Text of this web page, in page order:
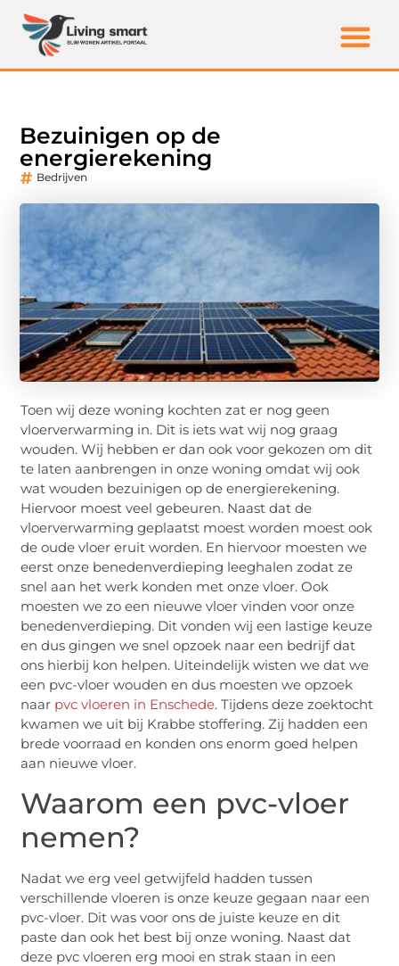
Bezuinigen op de
energierekening
Bedrijven
Toen wij deze woning kochten zat er nog geen
vloerverwarming in. Dit is iets wat wij nog graag
wouden. Wij hebben er dan ook voor gekozen om dit
te laten aanbrengen in onze woning omdat wij ook
wat wouden bezuinigen op de energierekening.
Hiervoor moest veel gebeuren. Naast dat de
vloerverwarming geplaatst moest worden moest ook
de oude vloer eruit worden. En hiervoor moesten we
eerst onze benedenverdieping leeghalen zodat ze
snel aan het werk konden met onze vloer. Ook
moesten we zo een nieuwe vloer vinden voor onze
benedenverdieping. Dit vonden wij een lastige keuze
en dus gingen we snel opzoek naar een bedrijf dat
ons hierbij kon helpen. Uiteindelijk wisten we dat we
een pvc-vloer wouden en dus moesten we opzoek
naar pvc vloeren in Enschede. Tijdens deze zoektocht
kwamen we uit bij Krabbe stoffering. Zij hadden een
brede voorraad en konden ons enorm goed helpen
aan nieuwe vloer.
Waarom een pvc-vloer
nemen?
Nadat we erg veel getwijfeld hadden tussen
verschillende vloeren is onze keuze gegaan naar een
pvc-vloer. Dit was voor ons de juiste keuze en dit
paste dan ook het best bij onze woning. Naast dat
deze pvc vloeren erg mooi en strak staan in een